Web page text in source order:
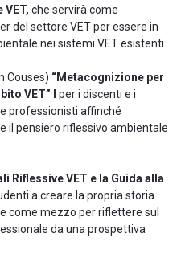
che servirà come
del settore VET per essere in
nei sistemi VET esistenti
Couses) “Metacognizione per
VET”
per i discenti e i
professionisti affinché
il pensiero riflessivo ambientale
Riflessive VET e la Guida alla
a creare la propria storia
come mezzo per riflettere sul
da una prospettiva